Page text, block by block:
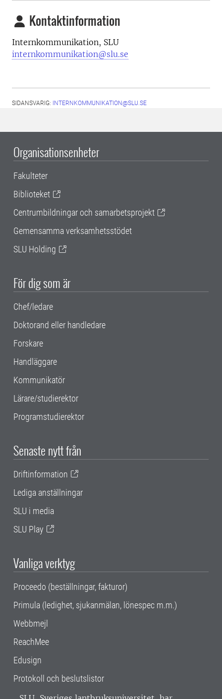
Kontaktinformation
Internkommunikation, SLU
internkommunikation@slu.se
SIDANSVARIG: INTERNKOMMUNIKATION@SLU.SE
Organisationsenheter
Fakulteter
Biblioteket
Centrumbildningar och samarbetsprojekt
Gemensamma verksamhetsstödet
SLU Holding
För dig som är
Chef/ledare
Doktorand eller handledare
Forskare
Handläggare
Kommunikatör
Lärare/studierektor
Programstudierektor
Senaste nytt från
Driftinformation
Lediga anställningar
SLU i media
SLU Play
Vanliga verktyg
Proceedo (beställningar, fakturor)
Primula (ledighet, sjukanmälan, lönespec m.m.)
Webbmejl
ReachMee
Edusign
Protokoll och beslutslistor